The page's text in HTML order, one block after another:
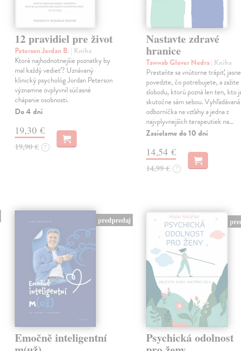
12 pravidiel pre život
Peterson Jordan B. | Kniha
Ktoré najhodnotnejšie poznatky by
mal každý vedieť? Uznávaný
klinický psychológ Jordan Peterson
významne ovplyvnil súčasné
chápanie osobnosti.
Do 4 dní
19,30 €
19,90 € ?
Nastavte zdravé
hranice
Tawwab Glover Nedra| Kniha
Prestaňte sa vnútorne trápiť, jasne
povedzte, čo potrebujete, a zažite
slobodu, ktorú pozná len ten, kto
skutočne sám sebou. Vyhľadávaná
odborníčka na vzťahy a jedna z
najvplyvnejších terapeutiek na…
Zasielame do 10 dní
14,54 €
14,99 € ?
predpredaj
Emočně inteligentní Psychická odolnost